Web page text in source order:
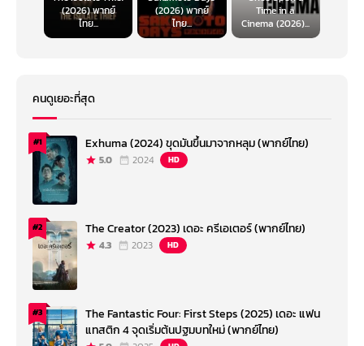
(2026) พากย์
ไทย...
(2026) พากย์
ไทย...
Time in a
Cinema (2026)...
คนดูเยอะที่สุด
#1 Exhuma (2024) ขุดมันขึ้นมาจากหลุม (พากย์ไทย)
5.0 2024 HD
#2 The Creator (2023) เดอะ ครีเอเตอร์ (พากย์ไทย)
4.3 2023 HD
#3
The Fantastic Four: First Steps (2025) เดอะ แฟน
แทสติก 4 จุดเริ่มต้นปฐมบทใหม่ (พากย์ไทย)